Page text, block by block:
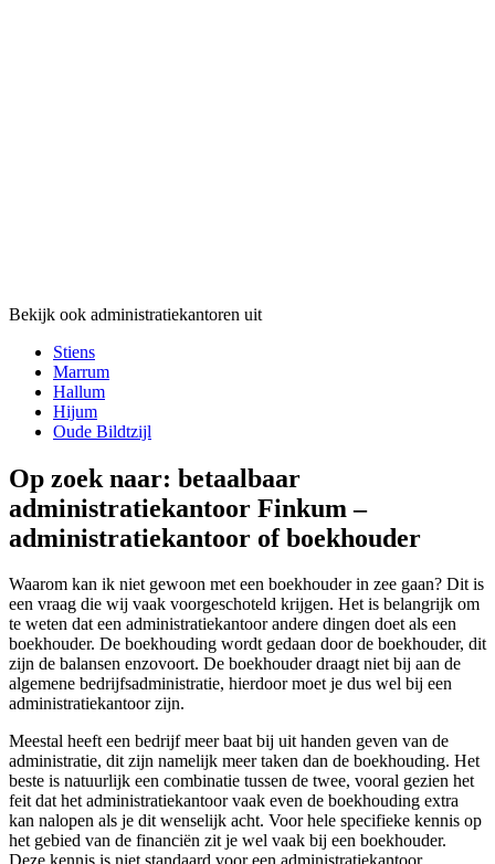
Bekijk ook administratiekantoren uit
Stiens
Marrum
Hallum
Hijum
Oude Bildtzijl
Op zoek naar: betaalbaar
administratiekantoor Finkum –
administratiekantoor of boekhouder
Waarom kan ik niet gewoon met een boekhouder in zee gaan? Dit is
een vraag die wij vaak voorgeschoteld krijgen. Het is belangrijk om
te weten dat een administratiekantoor andere dingen doet als een
boekhouder. De boekhouding wordt gedaan door de boekhouder, dit
zijn de balansen enzovoort. De boekhouder draagt niet bij aan de
algemene bedrijfsadministratie, hierdoor moet je dus wel bij een
administratiekantoor zijn.
Meestal heeft een bedrijf meer baat bij uit handen geven van de
administratie, dit zijn namelijk meer taken dan de boekhouding. Het
beste is natuurlijk een combinatie tussen de twee, vooral gezien het
feit dat het administratiekantoor vaak even de boekhouding extra
kan nalopen als je dit wenselijk acht. Voor hele specifieke kennis op
het gebied van de financiën zit je wel vaak bij een boekhouder.